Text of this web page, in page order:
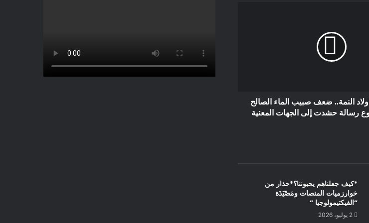
مفتوحة من عائلة المنوزي إلى من
الأمر وإلى الرأي العام الوطني والدولي
النمة.. ضعف صبيب الماء الصالح
رسالة حشدت إلى الجهات المعنية
*كيف جعلناهم يحبوننا؟*حذار من
خوارزميات المنصات ومَصْيَدَة
“الفيكتيمولوجيا “
2 يوليو، 2026